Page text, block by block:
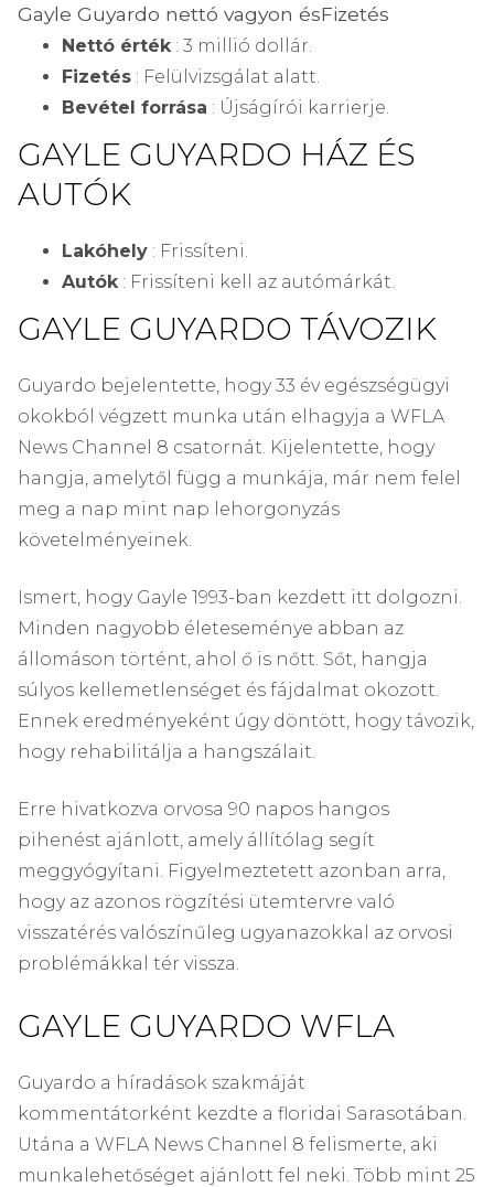
Gayle Guyardo nettó vagyon ésFizetés
Nettó érték : 3 millió dollár.
Fizetés : Felülvizsgálat alatt.
Bevétel forrása : Újságírói karrierje.
GAYLE GUYARDO HÁZ ÉS
AUTÓK
Lakóhely : Frissíteni.
Autók : Frissíteni kell az autómárkát.
GAYLE GUYARDO TÁVOZIK
Guyardo bejelentette, hogy 33 év egészségügyi
okokból végzett munka után elhagyja a WFLA
News Channel 8 csatornát. Kijelentette, hogy
hangja, amelytől függ a munkája, már nem felel
meg a nap mint nap lehorgonyzás
követelményeinek.
Ismert, hogy Gayle 1993-ban kezdett itt dolgozni.
Minden nagyobb életeseménye abban az
állomáson történt, ahol ő is nőtt. Sőt, hangja
súlyos kellemetlenséget és fájdalmat okozott.
Ennek eredményeként úgy döntött, hogy távozik,
hogy rehabilitálja a hangszálait.
Erre hivatkozva orvosa 90 napos hangos
pihenést ajánlott, amely állítólag segít
meggyógyítani. Figyelmeztetett azonban arra,
hogy az azonos rögzítési ütemtervre való
visszatérés valószínűleg ugyanazokkal az orvosi
problémákkal tér vissza.
GAYLE GUYARDO WFLA
Guyardo a híradások szakmáját
kommentátorként kezdte a floridai Sarasotában.
Utána a WFLA News Channel 8 felismerte, aki
munkalehetőséget ajánlott fel neki. Több mint 25